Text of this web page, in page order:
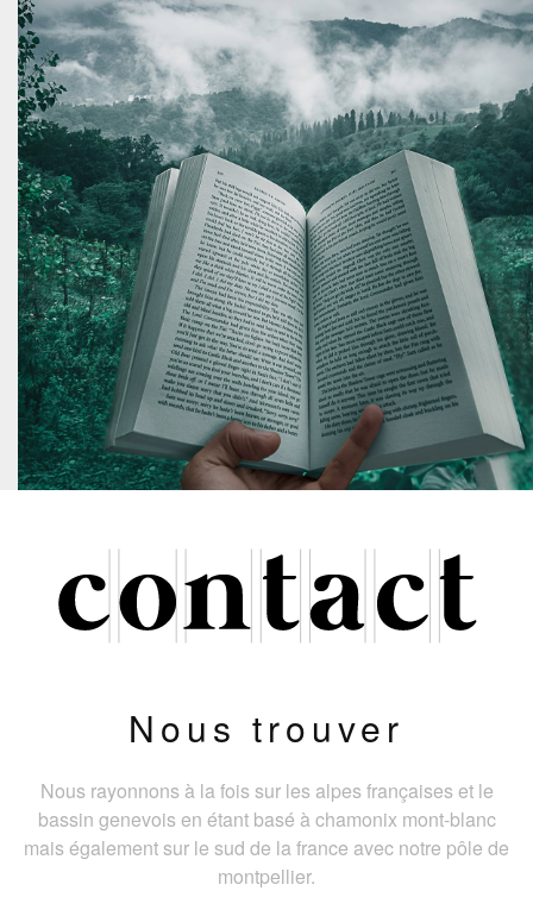
Nous trouver
Nous rayonnons à la fois sur les alpes françaises et le
bassin genevois en étant basé à chamonix mont-blanc
mais également sur le sud de la france avec notre pôle de
montpellier.